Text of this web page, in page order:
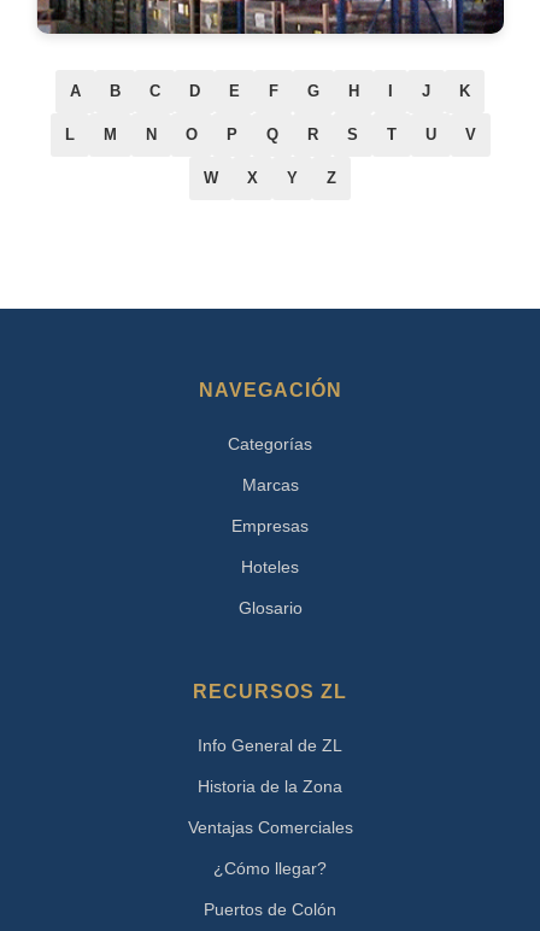
A B C D E F G H J K
L M N O P Q R S T U V
W X Y Z
NAVEGACIÓN
Categorías
Marcas
Empresas
Hoteles
Glosario
RECURSOS ZL
Info General de ZL
Historia de la Zona
Ventajas Comerciales
¿Cómo llegar?
Puertos de Colón